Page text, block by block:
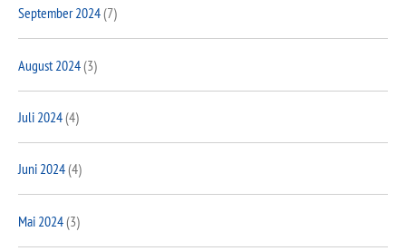
September 2024(7)
August 2024(3)
Juli 2024(4)
Juni 2024(4)
Mai 2024(3)